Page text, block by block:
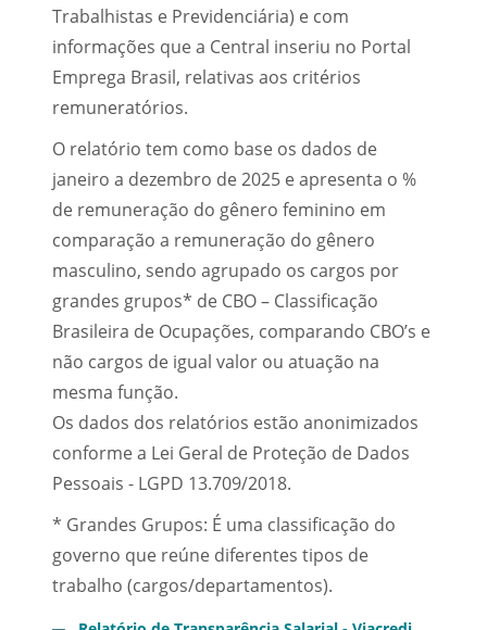
Trabalhistas e Previdenciária) e com
informações que a Central inseriu no Portal
Emprega Brasil, relativas aos critérios
remuneratórios.
O relatório tem como base os dados de
janeiro a dezembro de 2025 e apresenta o %
de remuneração do gênero feminino em
comparação a remuneração do gênero
masculino, sendo agrupado os cargos por
grandes grupos* de CBO – Classificação
Brasileira de Ocupações, comparando CBO’s e
não cargos de igual valor ou atuação na
mesma função.
Os dados dos relatórios estão anonimizados
conforme a Lei Geral de Proteção de Dados
Pessoais - LGPD 13.709/2018.
* Grandes Grupos: É uma classificação do
governo que reúne diferentes tipos de
trabalho (cargos/departamentos).